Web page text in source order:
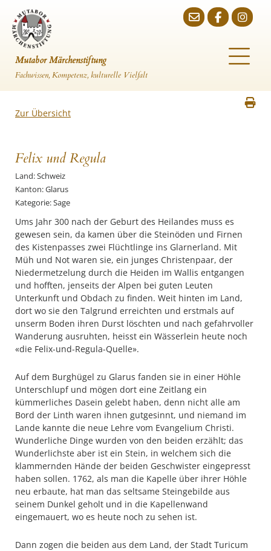
Mutabor Märchenstiftung
Fachwissen, Kompetenz, kulturelle Vielfalt
Zur Übersicht
Felix und Regula
Land: Schweiz
Kanton: Glarus
Kategorie: Sage
Ums Jahr 300 nach der Geburt des Heilandes muss es
gewesen sein, da kamen über die Steinöden und Firnen
des Kistenpasses zwei Flüchtlinge ins Glarnerland. Mit
Müh und Not waren sie, ein junges Christenpaar, der
Niedermetzelung durch die Heiden im Wallis entgangen
und hofften, jenseits der Alpen bei guten Leuten
Unterkunft und Obdach zu finden. Weit hinten im Land,
dort wo sie den Talgrund erreichten und erstmals auf
unserm Boden ihren Durst löschten und nach gefahrvoller
Wanderung ausruhten, heisst ein Wässerlein heute noch
«die Felix-und-Regula-Quelle».
Auf dem Burghügel zu Glarus fanden sie in einer Höhle
Unterschlupf und mögen dort eine Zeitlang ein
kümmerliches Dasein gelebt haben, denn nicht alle am
Bord der Linth waren ihnen gutgesinnt, und niemand im
Lande kannte die neue Lehre vom Evangelium Christi.
Wunderliche Dinge wurden von den beiden erzählt; das
Wunderlichste aber ist ein Stein, in welchem sich die
klammernden Hände der beiden Geschwister eingepresst
haben sollen. 1762, als man die Kapelle über ihrer Höhle
neu erbaute, hat man das seltsame Steingebilde aus
seinem Dunkel geholt und in die Kapellenwand
eingemauert, wo es heute noch zu sehen ist.
Dann zogen die beiden aus dem Land, der Stadt Turicum